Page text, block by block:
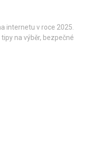
internetu v roce 2025.
na výběr, bezpečné